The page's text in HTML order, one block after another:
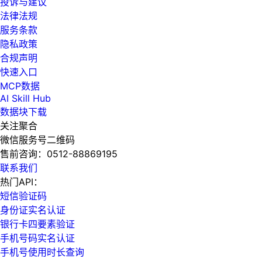
法律法规
服务条款
隐私政策
合规声明
快速入口
MCP数据
AI Skill Hub
数据块下载
关注聚合
微信服务号二维码
售前咨询： 0512-88869195
联系我们
热门API：
短信验证码
身份证实名认证
银行卡四要素验证
手机号码实名认证
手机号使用时长查询